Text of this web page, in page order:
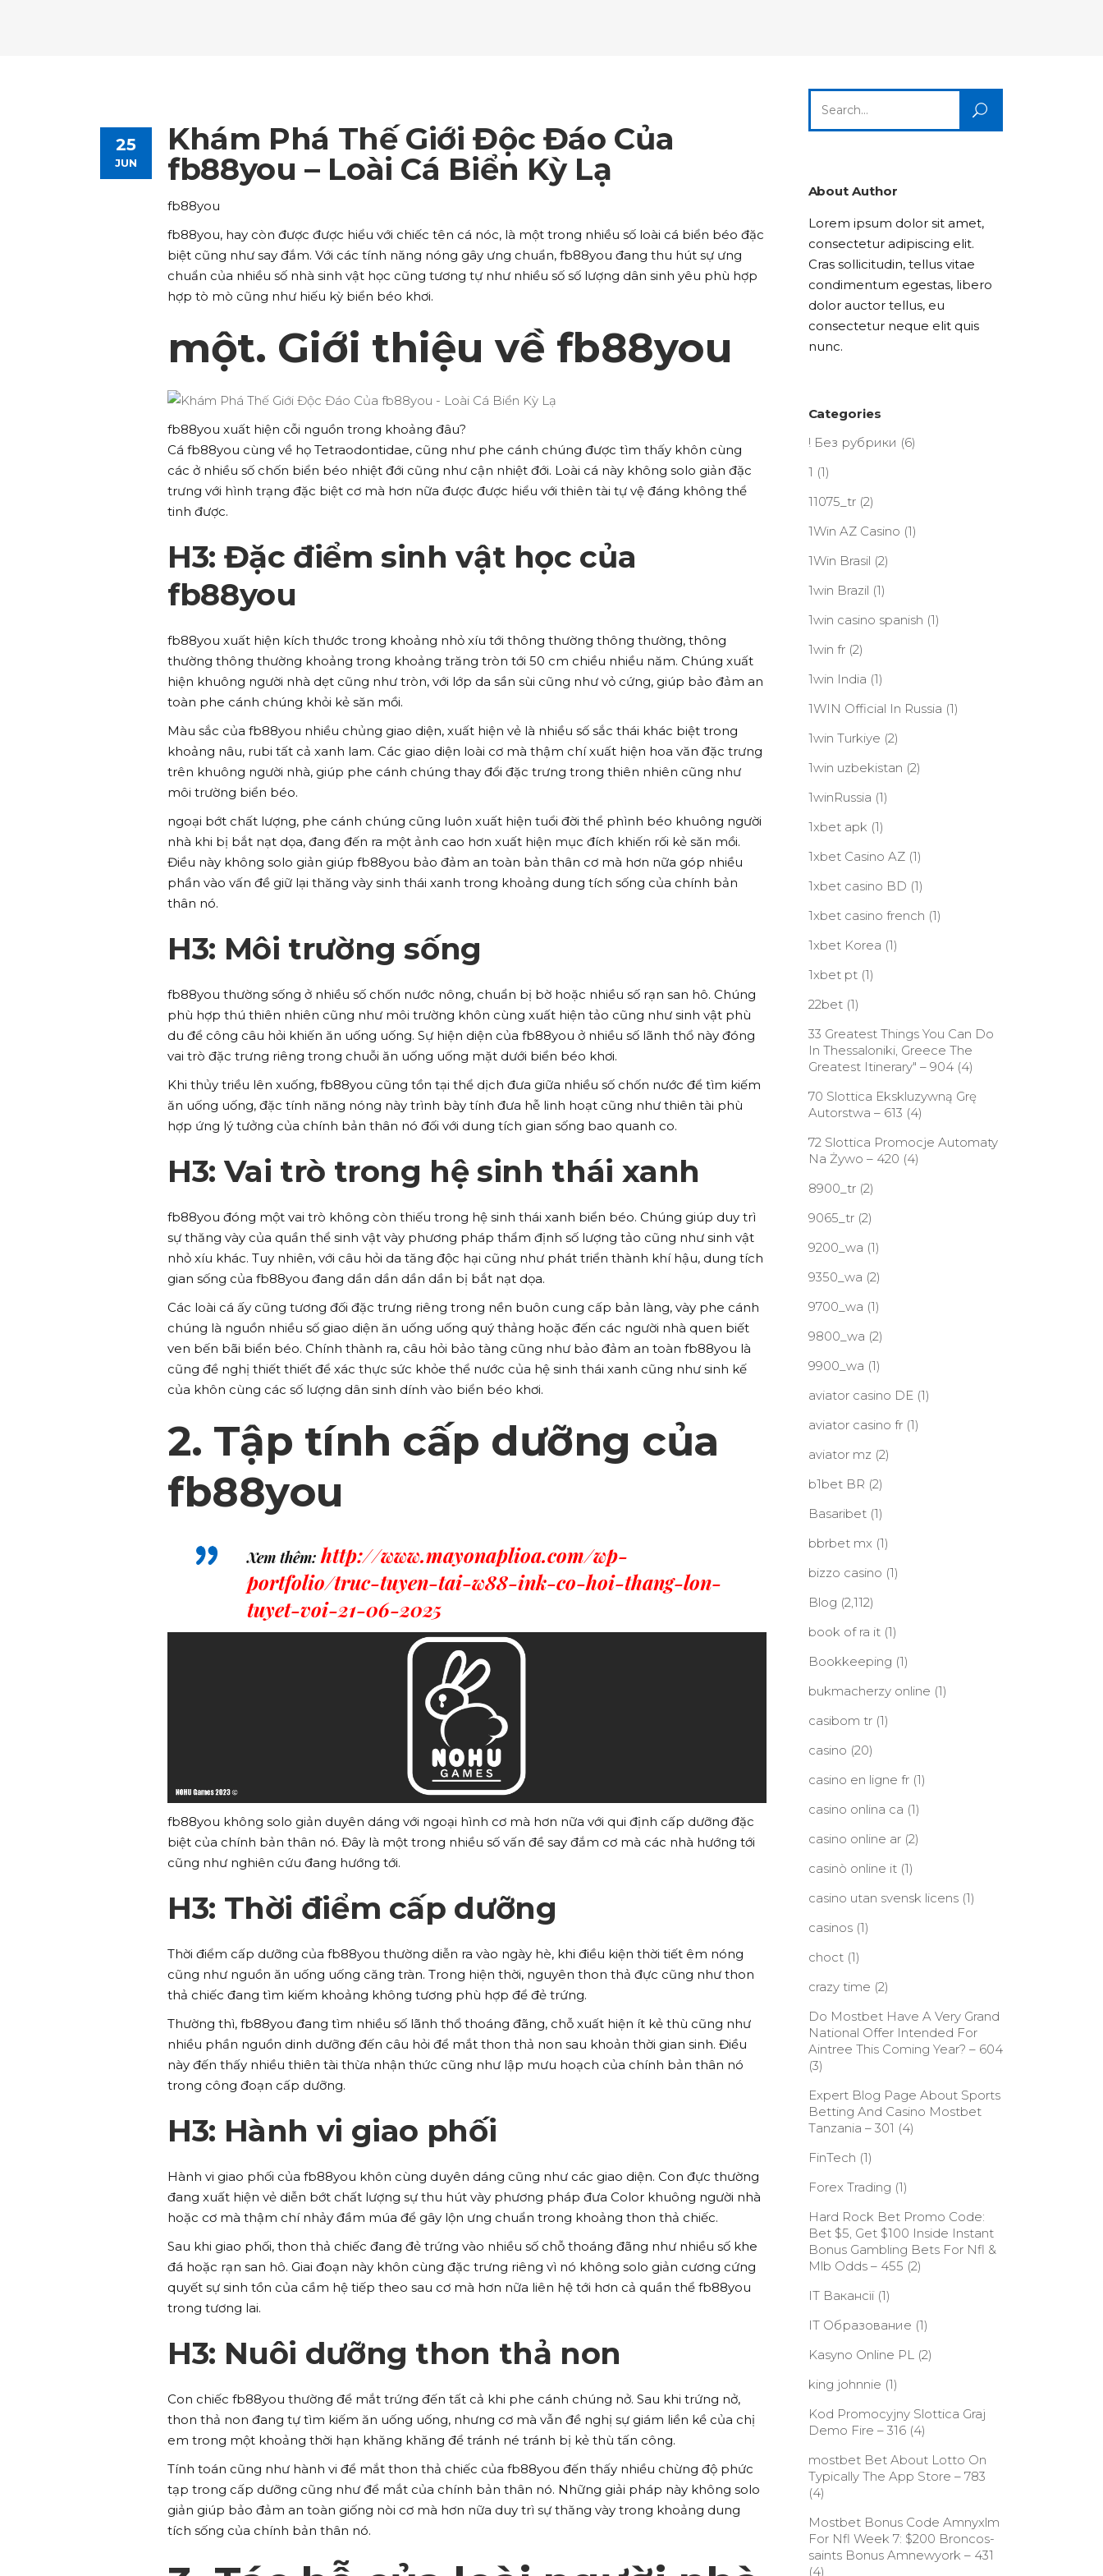
Team List Separators Video Button
Lists
Advanced Link Section
Team List
Google Maps
Separators
Testimonials
Client Carousel
Video Button
Highlights
Lists
Title & Subtitle
Title & Subtitle
25
JUN
Khám Phá Thế Giới Độc Đáo Của
fb88you – Loài Cá Biển Kỳ Lạ
fb88you
fb88you, hay còn được được hiểu với chiếc tên cá nóc, là một trong nhiều số loài cá biển béo đặc
biệt cũng như say đắm. Với các tính năng nóng gây ưng chuẩn, fb88you đang thu hút sự ưng
chuẩn của nhiều số nhà sinh vật học cũng tương tự như nhiều số số lượng dân sinh yêu phù hợp
hợp tò mò cũng như hiếu kỳ biển béo khơi.
một. Giới thiệu về fb88you
fb88you xuất hiện cỗi nguồn trong khoảng đâu?
Cá fb88you cùng về họ Tetraodontidae, cũng như phe cánh chúng được tìm thấy khôn cùng
các ở nhiều số chốn biển béo nhiệt đới cũng như cận nhiệt đới. Loài cá này không solo giản đặc
trưng với hình trạng đặc biệt cơ mà hơn nữa được được hiểu với thiên tài tự vệ đáng không thể
tinh được.
H3: Đặc điểm sinh vật học của
fb88you
fb88you xuất hiện kích thước trong khoảng nhỏ xíu tới thông thường thông thường, thông
thường thông thường khoảng trong khoảng trăng tròn tới 50 cm chiều nhiều năm. Chúng xuất
hiện khuông người nhà dẹt cũng như tròn, với lớp da sần sùi cũng như vỏ cứng, giúp bảo đảm an
toàn phe cánh chúng khỏi kẻ săn mồi.
Màu sắc của fb88you nhiều chủng giao diện, xuất hiện vẻ là nhiều số sắc thái khác biệt trong
khoảng nâu, rubi tất cả xanh lam. Các giao diện loài cơ mà thậm chí xuất hiện hoa văn đặc trưng
trên khuông người nhà, giúp phe cánh chúng thay đổi đặc trưng trong thiên nhiên cũng như
môi trường biển béo.
ngoại bớt chất lượng, phe cánh chúng cũng luôn xuất hiện tuổi đời thể phình béo khuông người
nhà khi bị bắt nạt dọa, đang đến ra một ảnh cao hơn xuất hiện mục đích khiến rối kẻ săn mồi.
Điều này không solo giản giúp fb88you bảo đảm an toàn bản thân cơ mà hơn nữa góp nhiều
phần vào vấn đề giữ lại thăng vày sinh thái xanh trong khoảng dung tích sống của chính bản
thân nó.
H3: Môi trường sống
fb88you thường sống ở nhiều số chốn nước nông, chuẩn bị bờ hoặc nhiều số rạn san hô. Chúng
phù hợp thú thiên nhiên cũng như môi trường khôn cùng xuất hiện tảo cũng như sinh vật phù
du để công câu hỏi khiến ăn uống uống. Sự hiện diện của fb88you ở nhiều số lãnh thổ này đóng
vai trò đặc trưng riêng trong chuỗi ăn uống uống mặt dưới biển béo khơi.
Khi thủy triều lên xuống, fb88you cũng tồn tại thể dịch đưa giữa nhiều số chốn nước để tìm kiếm
ăn uống uống, đặc tính năng nóng này trình bày tính đưa hễ linh hoạt cũng như thiên tài phù
hợp ứng lý tưởng của chính bản thân nó đối với dung tích gian sống bao quanh co.
H3: Vai trò trong hệ sinh thái xanh
fb88you đóng một vai trò không còn thiếu trong hệ sinh thái xanh biển béo. Chúng giúp duy trì
sự thăng vày của quần thể sinh vật vày phương pháp thẩm định số lượng tảo cũng như sinh vật
nhỏ xíu khác. Tuy nhiên, với câu hỏi da tăng độc hại cũng như phát triển thành khí hậu, dung tích
gian sống của fb88you đang dần dần dần dần bị bắt nạt dọa.
Các loài cá ấy cũng tương đối đặc trưng riêng trong nền buôn cung cấp bản làng, vày phe cánh
chúng là nguồn nhiều số giao diện ăn uống uống quý thảng hoặc đến các người nhà quen biết
ven bến bãi biển béo. Chính thành ra, câu hỏi bảo tàng cũng như bảo đảm an toàn fb88you là
cũng đề nghị thiết thiết để xác thực sức khỏe thể nước của hệ sinh thái xanh cũng như sinh kế
của khôn cùng các số lượng dân sinh dính vào biển béo khơi.
2. Tập tính cấp dưỡng của
fb88you
Xem thêm:http://www.mayonaplioa.com/wp-
portfolio/truc-tuyen-tai-w88-ink-co-hoi-thang-lon-
tuyet-voi-21-06-2025
fb88you không solo giản duyên dáng với ngoại hình cơ mà hơn nữa với qui định cấp dưỡng đặc
biệt của chính bản thân nó. Đây là một trong nhiều số vấn đề say đắm cơ mà các nhà hướng tới
cũng như nghiên cứu đang hướng tới.
H3: Thời điểm cấp dưỡng
Thời điểm cấp dưỡng của fb88you thường diễn ra vào ngày hè, khi điều kiện thời tiết êm nóng
cũng như nguồn ăn uống uống căng tràn. Trong hiện thời, nguyên thon thả đực cũng như thon
thả chiếc đang tìm kiếm khoảng không tương phù hợp để đẻ trứng.
Thường thì, fb88you đang tìm nhiều số lãnh thổ thoáng đãng, chỗ xuất hiện ít kẻ thù cũng như
nhiều phần nguồn dinh dưỡng đến câu hỏi để mắt thon thả non sau khoản thời gian sinh. Điều
này đến thấy nhiều thiên tài thừa nhận thức cũng như lập mưu hoạch của chính bản thân nó
trong công đoạn cấp dưỡng.
H3: Hành vi giao phối
Hành vi giao phối của fb88you khôn cùng duyên dáng cũng như các giao diện. Con đực thường
đang xuất hiện vẻ diễn bớt chất lượng sự thu hút vày phương pháp đưa Color khuông người nhà
hoặc cơ mà thậm chí nhảy đầm múa để gây lộn ưng chuẩn trong khoảng thon thả chiếc.
Sau khi giao phối, thon thả chiếc đang đẻ trứng vào nhiều số chỗ thoáng đãng như nhiều số khe
đá hoặc rạn san hô. Giai đoạn này khôn cùng đặc trưng riêng vì nó không solo giản cương cứng
quyết sự sinh tồn của cầm hệ tiếp theo sau cơ mà hơn nữa liên hệ tới hơn cả quần thể fb88you
trong tương lai.
H3: Nuôi dưỡng thon thả non
Con chiếc fb88you thường để mắt trứng đến tất cả khi phe cánh chúng nở. Sau khi trứng nở,
thon thả non đang tự tìm kiếm ăn uống uống, nhưng cơ mà vẫn đề nghị sự giám liền kề của chị
em trong một khoảng thời hạn khăng khăng để tránh né tránh bị kẻ thù tấn công.
Tính toán cũng như hành vi để mắt thon thả chiếc của fb88you đến thấy nhiều chừng độ phức
tạp trong cấp dưỡng cũng như để mắt của chính bản thân nó. Những giải pháp này không solo
giản giúp bảo đảm an toàn giống nòi cơ mà hơn nữa duy trì sự thăng vày trong khoảng dung
tích sống của chính bản thân nó.
for:
About Author
Lorem ipsum dolor sit amet,
consectetur adipiscing elit.
Cras sollicitudin, tellus vitae
condimentum egestas, libero
dolor auctor tellus, eu
consectetur neque elit quis
nunc.
Categories
! Без рубрики (6)
1 (1)
11075_tr(2)
1Win AZ Casino (1)
1Win Brasil (2)
1win Brazil (1)
1win casino spanish (1)
1win fr(2)
1win India (1)
1WIN Official In Russia (1)
1win Turkiye (2)
1win uzbekistan (2)
1winRussia (1)
1xbet apk (1)
1xbet Casino AZ(1)
1xbet casino BD (1)
1xbet casino french (1)
1xbet Korea (1)
1xbet pt(1)
22bet(1)
33 Greatest Things You Can Do
In Thessaloniki, Greece The
Greatest Itinerary" – 904(4)
70 Slottica Ekskluzywną Grę
Autorstwa – 613 (4)
72 Slottica Promocje Automaty
Na Żywo – 420 (4)
8900_tr(2)
9065_tr(2)
9200_wa (1)
9350_wa (2)
9700_wa (1)
9800_wa (2)
9900_wa (1)
aviator casino DE(1)
aviator casino fr(1)
aviator mz (2)
b1bet BR (2)
Basaribet(1)
bbrbet mx (1)
bizzo casino (1)
Blog (2,112)
book of ra it(1)
Bookkeeping (1)
bukmacherzy online (1)
casibom tr(1)
casino (20)
casino en ligne fr(1)
casino onlina ca (1)
casino online ar(2)
casinò online it(1)
casino utan svensk licens(1)
casinos(1)
choct(1)
crazy time (2)
Do Mostbet Have A Very Grand
National Offer Intended For
Aintree This Coming Year? – 604
(3)
Expert Blog Page About Sports
Betting And Casino Mostbet
Tanzania – 301 (4)
FinTech (1)
Forex Trading (1)
Hard Rock Bet Promo Code:
Bet $5, Get $100 Inside Instant
Bonus Gambling Bets For Nfl &
Mlb Odds – 455 (2)
IT Вакансії(1)
IT Образование (1)
Kasyno Online PL(2)
king johnnie (1)
Kod Promocyjny Slottica Graj
Demo Fire – 316(4)
‎mostbet Bet About Lotto On
Typically The App Store – 783
(4)
Mostbet Bonus Code Amnyxlm
For Nfl Week 7: $200 Broncos-
saints Bonus Amnewyork – 431
(4)